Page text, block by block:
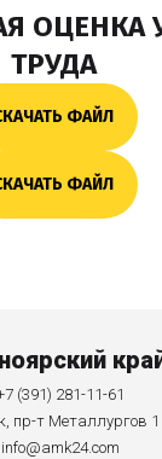
ОЦЕНКА
ТРУДА
ФАЙЛ
ФАЙЛ
(391) 281-11-61
пр-т Металлургов
info@amk24.com